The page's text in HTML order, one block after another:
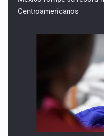
Centroamericanos